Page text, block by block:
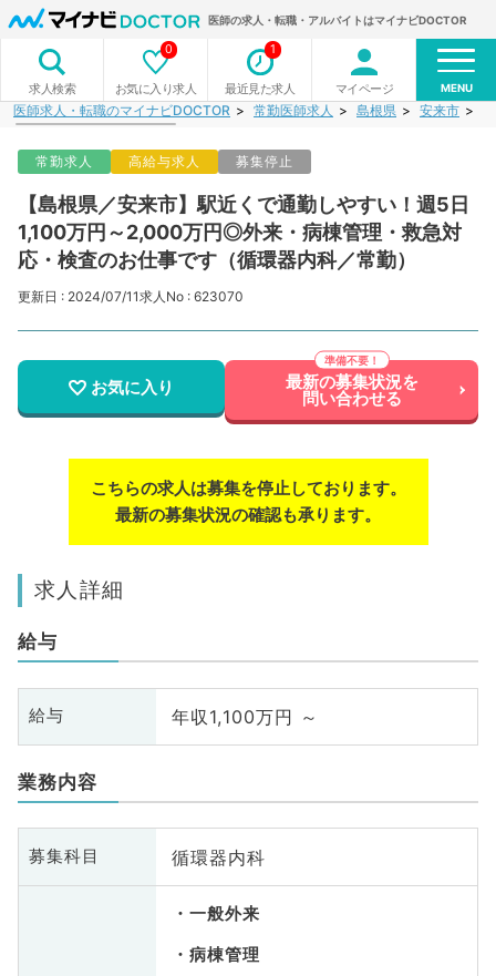
医師の求人・転職・アルバイトはマイナビDOCTOR
求人検索 お気に入り求人
0
最近見た求人
1
マイページ MENU
医師求人・転職のマイナビDOCTOR 常勤医師求人 島根県 安来市
常勤求人 高給与求人 募集停止
【島根県／安来市】駅近くで通勤しやすい！週5日
1,100万円～2,000万円◎外来・病棟管理・救急対
応・検査のお仕事です（循環器内科／常勤）
更新日 : 2024/07/11求人No : 623070
お気に入り 最新の募集状況を
問い合わせる
こちらの求人は募集を停止しております。
最新の募集状況の確認も承ります。
求人詳細
給与
給与 年収1,100万円 ～
業務内容
募集科目 循環器内科
一般外来
病棟管理